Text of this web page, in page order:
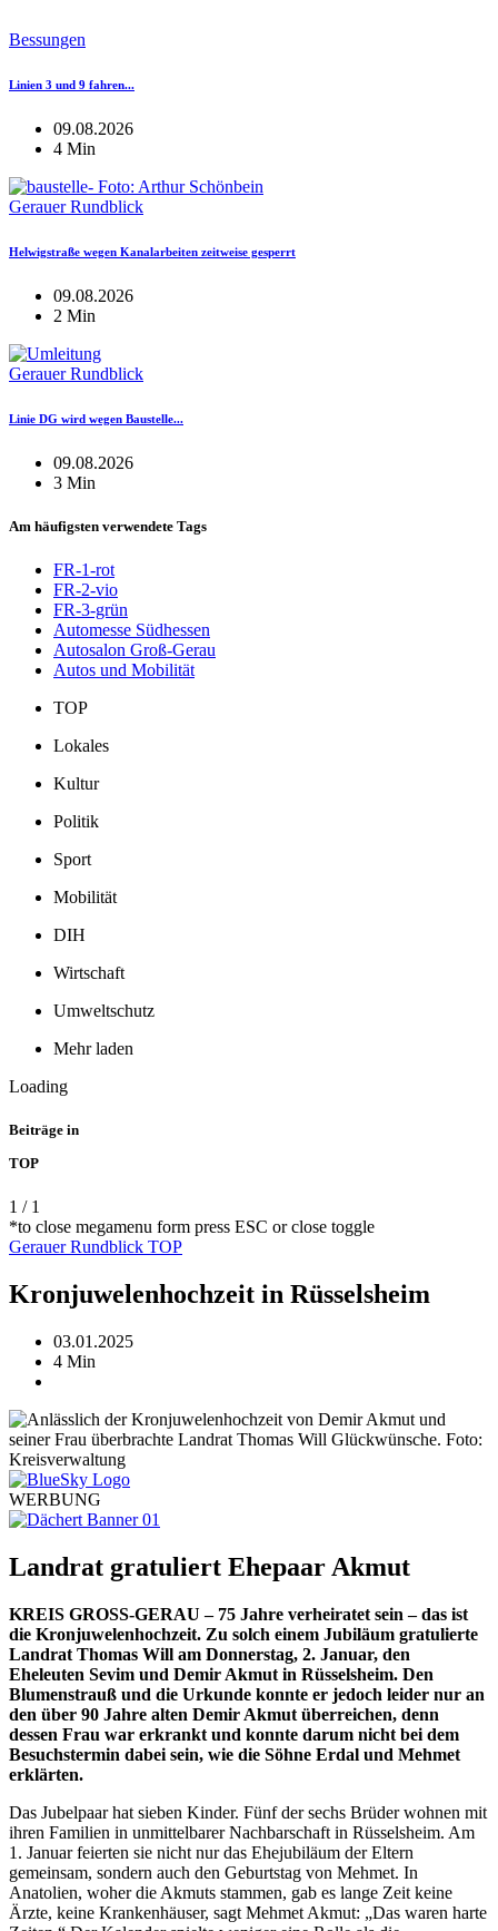
Bessungen
Linien 3 und 9 fahren...
09.08.2026
4 Min
Gerauer Rundblick
Helwigstraße wegen Kanalarbeiten zeitweise gesperrt
09.08.2026
2 Min
Gerauer Rundblick
Linie DG wird wegen Baustelle...
09.08.2026
3 Min
Am häufigsten verwendete Tags
FR-1-rot
FR-2-vio
FR-3-grün
Automesse Südhessen
Autosalon Groß-Gerau
Autos und Mobilität
TOP
Lokales
Kultur
Politik
Sport
Mobilität
DIH
Wirtschaft
Umweltschutz
Mehr laden
Loading
Beiträge in
TOP
1 / 1
*to close megamenu form press ESC or close toggle
Gerauer Rundblick TOP
Kronjuwelenhochzeit in Rüsselsheim
03.01.2025
4 Min
WERBUNG
Landrat gratuliert Ehepaar Akmut
KREIS GROSS-GERAU – 75 Jahre verheiratet sein – das ist
die Kronjuwelenhochzeit. Zu solch einem Jubiläum gratulierte
Landrat Thomas Will am Donnerstag, 2. Januar, den
Eheleuten Sevim und Demir Akmut in Rüsselsheim. Den
Blumenstrauß und die Urkunde konnte er jedoch leider nur an
den über 90 Jahre alten Demir Akmut überreichen, denn
dessen Frau war erkrankt und konnte darum nicht bei dem
Besuchstermin dabei sein, wie die Söhne Erdal und Mehmet
erklärten.
Das Jubelpaar hat sieben Kinder. Fünf der sechs Brüder wohnen mit
ihren Familien in unmittelbarer Nachbarschaft in Rüsselsheim. Am
1. Januar feierten sie nicht nur das Ehejubiläum der Eltern
gemeinsam, sondern auch den Geburtstag von Mehmet. In
Anatolien, woher die Akmuts stammen, gab es lange Zeit keine
Ärzte, keine Krankenhäuser, sagt Mehmet Akmut: „Das waren harte